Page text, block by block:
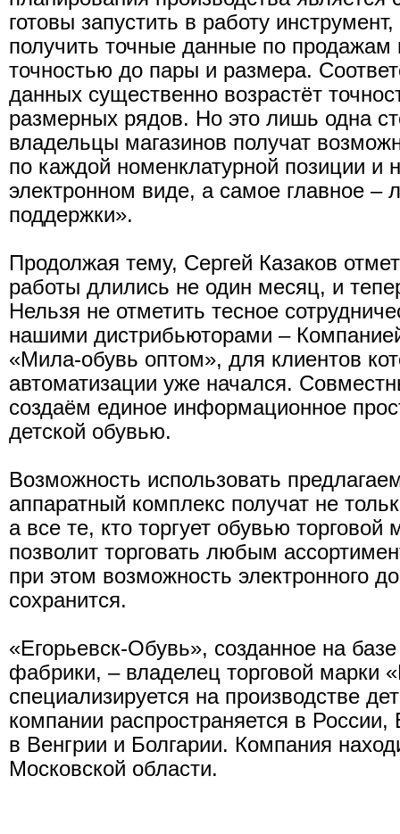
готовы запустить в работу
получить точные данные по продажам
точностью до пары и размера.
данных существенно возрастёт
размерных рядов. Но это лишь одна
владельцы магазинов получат
по каждой номенклатурной позиции и
электронном виде, а самое главное –
поддержки».
Продолжая тему, Сергей Казаков
работы длились не один месяц, и
Нельзя не отметить тесное
нашими дистрибьюторами –
«Мила-обувь оптом», для клиентов
автоматизации уже начался.
создаём единое информационное
детской обувью.
Возможность использовать
аппаратный комплекс получат не
а все те, кто торгует обувью
позволит торговать любым
при этом возможность электронного
сохранится.
«Егорьевск-Обувь», созданное на
фабрики, – владелец торговой марки
специализируется на производстве
компании распространяется в
в Венгрии и Болгарии. Компания
Московской области.